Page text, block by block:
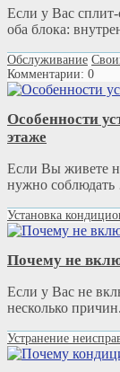
Если у Вас сплит-
оба блока:
Обслуживание
Комментарии: 0
Особенности
этаже
Если Вы живете
нужно
Установка
Почему не
Если у Вас не
несколько
Устранение